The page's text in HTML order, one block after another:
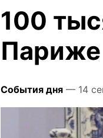
100
Париже
События дня — 14